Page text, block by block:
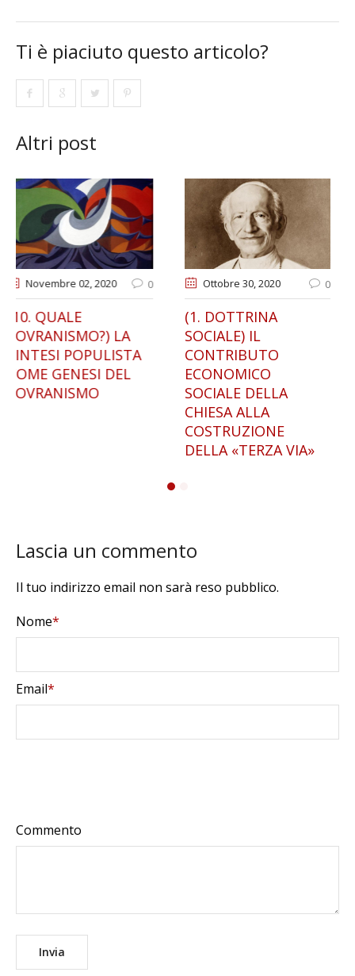
Ti è piaciuto questo articolo?
Altri post
Ottobre 30, 2020
(1. DOTTRINA
SOCIALE) IL
CONTRIBUTO
ECONOMICO
SOCIALE DELLA
Gennaio 13, 2021
IL RIFORMISMO
NAZIONALE DI
FRANCESCO SAVERIO
NITTI. DALL’ITALIA
GIOLITTIANA AL
FASCISMO
Lascia un commento
Il tuo indirizzo email non sarà reso pubblico.
Nome*
Email*
Commento